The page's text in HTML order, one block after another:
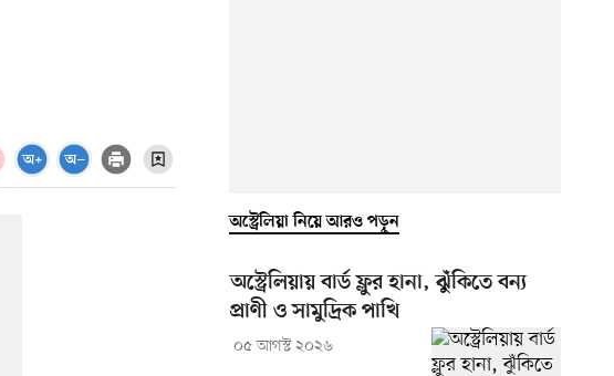
অস্ট্রেলিয়া নিয়ে আরও পড়ুন
অস্ট্রেলিয়ায় বার্ড ফ্লুর হানা, ঝুঁকিতে বন্য
প্রাণী ও সামুদ্রিক পাখি
০৫ আগস্ট ২০২৬